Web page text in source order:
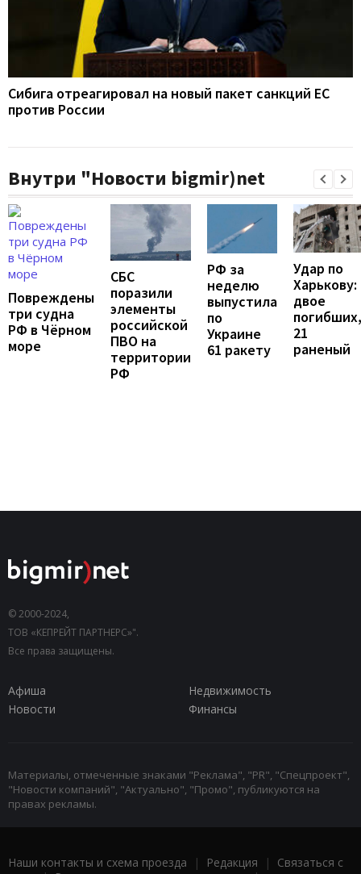
Сибига отреагировал на новый пакет санкций ЕС
против России
Внутри "Новости bigmir)net
Повреждены
три судна
РФ в Чёрном
море
СБС
поразили
элементы
российской
ПВО на
территории
РФ
РФ за
неделю
выпустила
по
Украине
61 ракету
Удар по
Харькову:
двое
погибших,
21
раненый
© 2000-2024,
ТОВ «КЕПРЕЙТ ПАРТНЕРС»".
Все права защищены.
Афиша
Недвижимость
Новости
Финансы
Материалы, отмеченные знаками "Реклама", "PR", "Спецпроект",
"Новости компаний", "Актуально", "Промо", публикуются на
правах рекламы.
Наши контакты и схема проезда | Редакция | Связаться с